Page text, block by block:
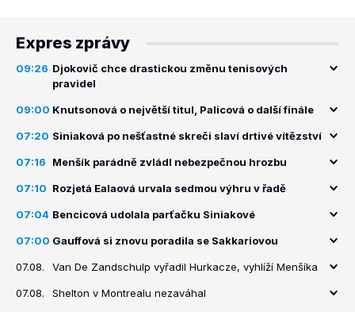
Expres zprávy
09:26 Djokovič chce drastickou změnu tenisových
pravidel
09:00 Knutsonová o největší titul, Palicová o další finále
07:20 Siniaková po nešťastné skreči slaví drtivé vítězství
07:16 Menšík parádně zvládl nebezpečnou hrozbu
07:10 Rozjetá Ealaová urvala sedmou výhru v řadě
07:04 Bencicová udolala parťačku Siniakové
07:00 Gauffová si znovu poradila se Sakkariovou
07.08. Van De Zandschulp vyřadil Hurkacze, vyhlíží Menšíka
07.08. Shelton v Montrealu nezaváhal